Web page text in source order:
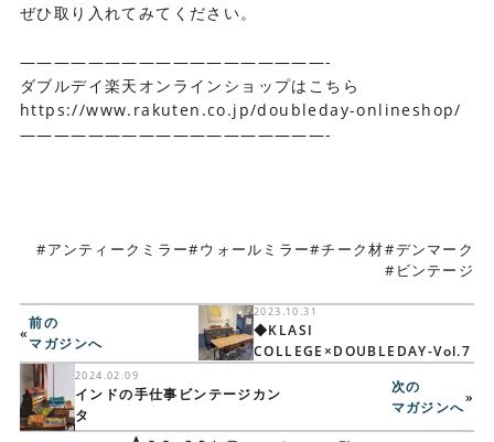
ぜひ取り入れてみてください。
——————————————————-
ダブルデイ楽天オンラインショップはこちら
https://www.rakuten.co.jp/doubleday-onlineshop/
——————————————————-
アンティークミラー ウォールミラー チーク材
デンマーク
ビンテージ
2023.10.31
◆KLASI
COLLEGE×DOUBLEDAY-Vol.7
«
前の
マガジンへ
2024.02.09
インドの手仕事ビンテージカン
タ
次の
マガジンへ
»